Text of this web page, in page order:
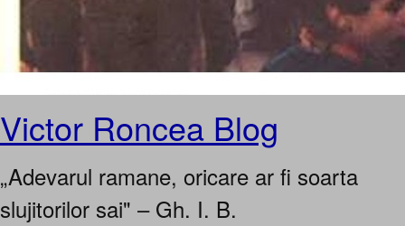
Victor Roncea Blog
„Adevarul ramane, oricare ar fi soarta
slujitorilor sai" – Gh. I. B.